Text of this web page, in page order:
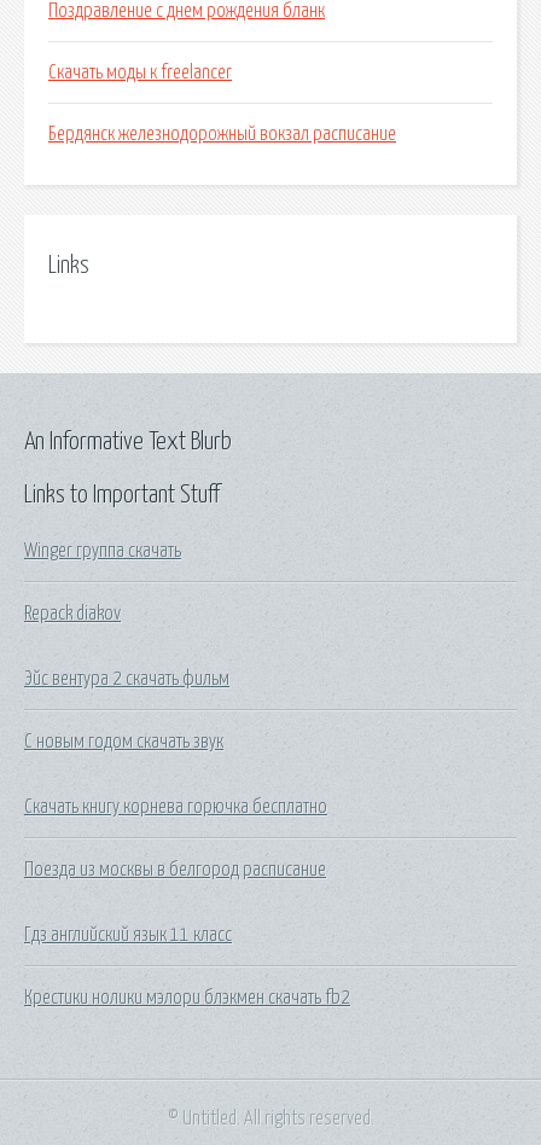
Поздравление с днем рождения бланк
Скачать моды к freelancer
Бердянск железнодорожный вокзал расписание
Links
Links to Important Stuff
Winger группа скачать
Repack diakov
Эйс вентура 2 скачать фильм
С новым годом скачать звук
Скачать книгу корнева горючка бесплатно
Поезда из москвы в белгород расписание
Гдз английский язык 11 класс
Крестики нолики мэлори блэкмен скачать fb2
An Informative Text Blurb
© Untitled. All rights reserved.